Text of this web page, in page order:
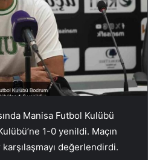
Manisa Futbol Kulübü
1-0 yenildi. Maçın
değerlendirdi.